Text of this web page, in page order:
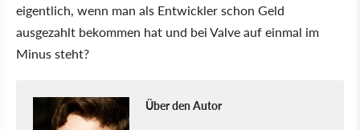
eigentlich, wenn man als Entwickler schon Geld
ausgezahlt bekommen hat und bei Valve auf einmal im
Minus steht?
Über den Autor